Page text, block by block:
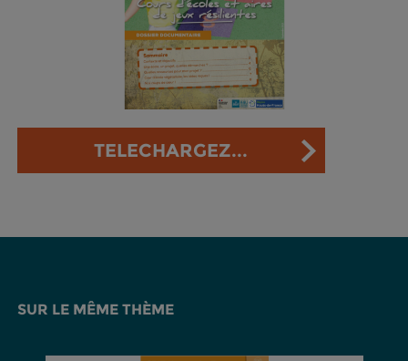
TELECHARGEZ...
SUR LE MÊME THÈME